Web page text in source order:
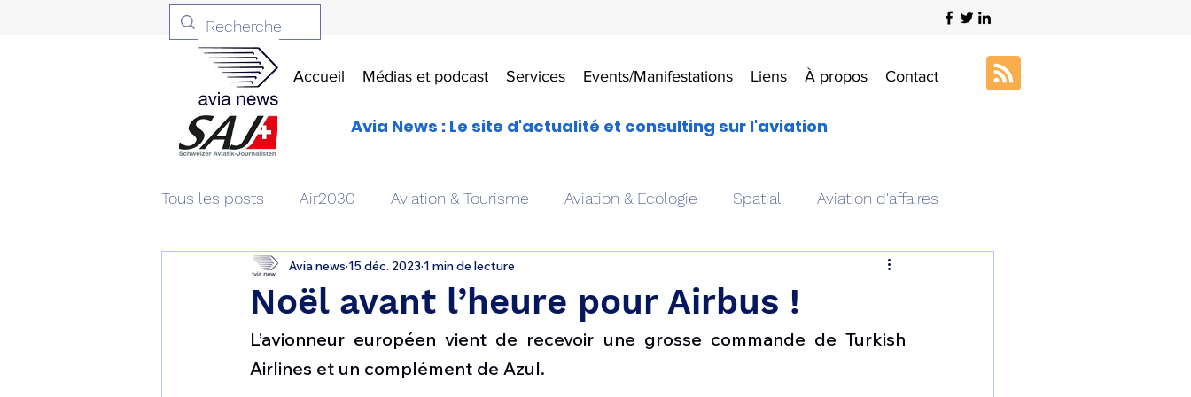
Accueil Médias et podcast Services Events/Manifestations Liens À propos Contact
Avia News : Le site d'actualité et consulting sur l'aviation
Tous les posts Air2030 Aviation & Tourisme Aviation & Ecologie Spatial Aviation d'affaires
Aviation & Défense Livres Drones aériens Art & Aviation
Patrimoine aéronautique Avionique & pilotage Avion expérimental Formation aéronautique
Noël avant l’heure pour Airbus !
Avia news 15 déc. 2023 1 min de lecture
L’avionneur européen vient de recevoir une grosse commande de Turkish
Airlines et un complément de Azul.